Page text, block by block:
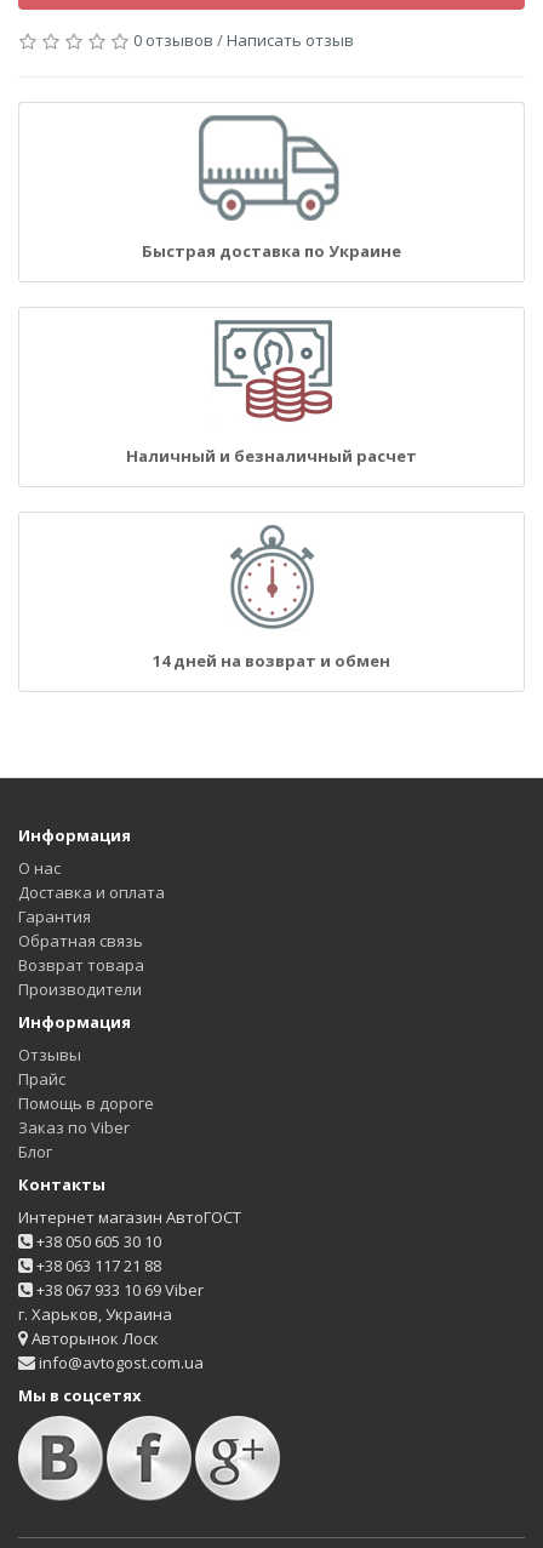
0 отзывов /Написать отзыв
Быстрая доставка по Украине
Наличный и безналичный расчет
14 дней на возврат и обмен
Информация
О нас
Доставка и оплата
Гарантия
Обратная связь
Возврат товара
Производители
Информация
Отзывы
Прайс
Помощь в дороге
Заказ по Viber
Блог
Контакты
Интернет магазин АвтоГОСТ
+38 050 605 30 10
+38 063 117 21 88
+38 067 933 10 69 Viber
г. Харьков, Украина
Авторынок Лоск
info@avtogost.com.ua
Мы в соцсетях